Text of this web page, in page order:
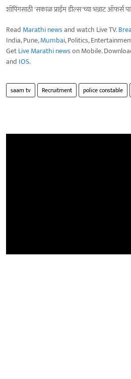
शॉपिंगसाठी 'सकाळ प्राईम डील्स'च्या भन्नाट ऑफर्स
Read Marathi newsand watch Live TV.
India, Pune,Mumbai, Politics,
GetLive Marathi newson Mobile.
and IOS.
saam tv Recruitment police constable